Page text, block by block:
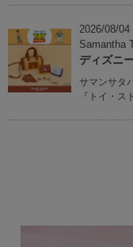
2026/08/04
Samantha
ディズニ
サマンサタ
『トイ・ス